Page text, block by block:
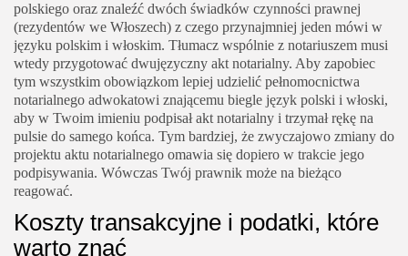
polskiego oraz znaleźć dwóch świadków czynności prawnej
(rezydentów we Włoszech) z czego przynajmniej jeden mówi w
języku polskim i włoskim. Tłumacz wspólnie z notariuszem musi
wtedy przygotować dwujęzyczny akt notarialny. Aby zapobiec
tym wszystkim obowiązkom lepiej udzielić pełnomocnictwa
notarialnego adwokatowi znającemu biegle język polski i włoski,
aby w Twoim imieniu podpisał akt notarialny i trzymał rękę na
pulsie do samego końca. Tym bardziej, że zwyczajowo zmiany do
projektu aktu notarialnego omawia się dopiero w trakcie jego
podpisywania. Wówczas Twój prawnik może na bieżąco
reagować.
Koszty transakcyjne i podatki, które
warto znać